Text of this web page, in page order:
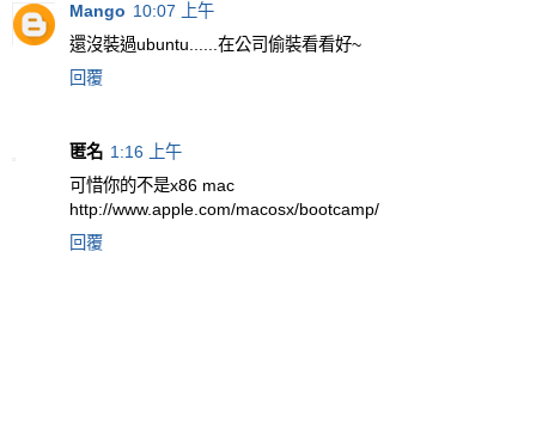
Mango 10:07 上午
還沒裝過ubuntu......在公司偷裝看看好~
回覆
匿名 1:16 上午
可惜你的不是x86 mac
http://www.apple.com/macosx/bootcamp/
回覆